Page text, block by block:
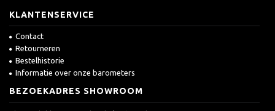
KLANTENSERVICE
Contact
Retourneren
Bestelhistorie
Informatie over onze barometers
BEZOEKADRES SHOWROOM